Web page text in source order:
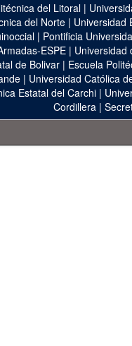
del Litoral |
del Norte| Universidad
| Pontificia
ESPE | Universidad
de Bolivar| Escuela
| Universidad Católica
Estatal del Carchi |
Cordillera|